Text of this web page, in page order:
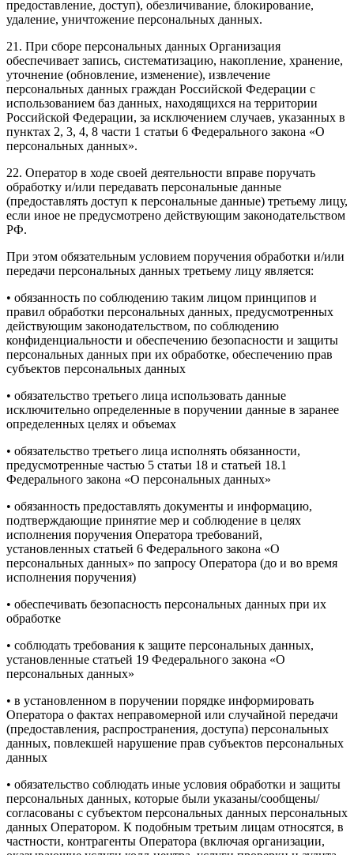
предоставление, доступ), обезличивание, блокирование,
удаление, уничтожение персональных данных.
21. При сборе персональных данных Организация
обеспечивает запись, систематизацию, накопление, хранение,
уточнение (обновление, изменение), извлечение
персональных данных граждан Российской Федерации с
использованием баз данных, находящихся на территории
Российской Федерации, за исключением случаев, указанных в
пунктах 2, 3, 4, 8 части 1 статьи 6 Федерального закона «О
персональных данных».
22. Оператор в ходе своей деятельности вправе поручать
обработку и/или передавать персональные данные
(предоставлять доступ к персональные данные) третьему лицу,
если иное не предусмотрено действующим законодательством
РФ.
При этом обязательным условием поручения обработки и/или
передачи персональных данных третьему лицу является:
• обязанность по соблюдению таким лицом принципов и
правил обработки персональных данных, предусмотренных
действующим законодательством, по соблюдению
конфиденциальности и обеспечению безопасности и защиты
персональных данных при их обработке, обеспечению прав
субъектов персональных данных
• обязательство третьего лица использовать данные
исключительно определенные в поручении данные в заранее
определенных целях и объемах
• обязательство третьего лица исполнять обязанности,
предусмотренные частью 5 статьи 18 и статьей 18.1
Федерального закона «О персональных данных»
• обязанность предоставлять документы и информацию,
подтверждающие принятие мер и соблюдение в целях
исполнения поручения Оператора требований,
установленных статьей 6 Федерального закона «О
персональных данных» по запросу Оператора (до и во время
исполнения поручения)
• обеспечивать безопасность персональных данных при их
обработке
• соблюдать требования к защите персональных данных,
установленные статьей 19 Федерального закона «О
персональных данных»
• в установленном в поручении порядке информировать
Оператора о фактах неправомерной или случайной передачи
(предоставления, распространения, доступа) персональных
данных, повлекшей нарушение прав субъектов персональных
данных
• обязательство соблюдать иные условия обработки и защиты
персональных данных, которые были указаны/сообщены/
согласованы с субъектом персональных данных персональных
данных Оператором. К подобным третьим лицам относятся, в
частности, контрагенты Оператора (включая организации,